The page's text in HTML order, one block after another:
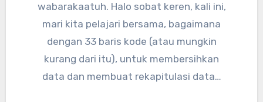
wabarakaatuh. Halo sobat keren, kali ini,
mari kita pelajari bersama, bagaimana
dengan 33 baris kode (atau mungkin
kurang dari itu), untuk membersihkan
data dan membuat rekapitulasi data…